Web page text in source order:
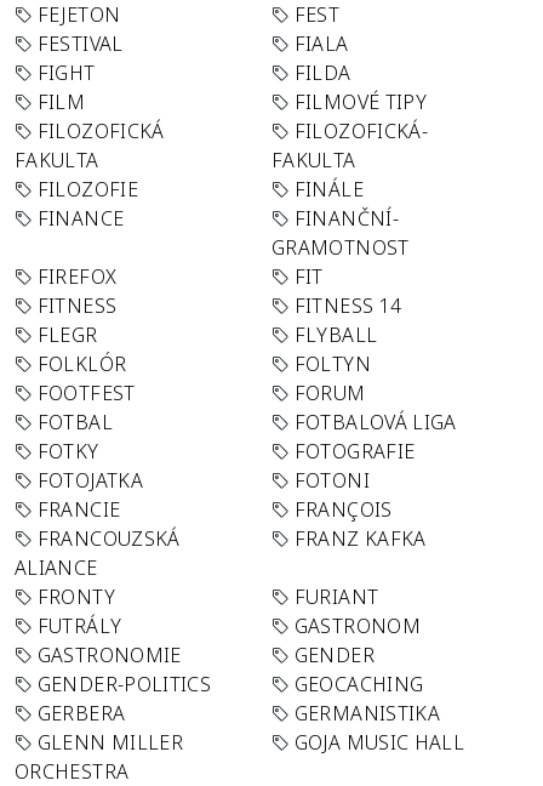
FEJETON
FEST
FESTIVAL
FIALA
FIGHT
FILDA
FILM
FILMOVÉ TIPY
FILOZOFICKÁ
FAKULTA
FILOZOFICKÁ-
FAKULTA
FILOZOFIE
FINÁLE
FINANCE
FINANČNÍ-
GRAMOTNOST
FIREFOX
FIT
FITNESS
FITNESS 14
FLEGR
FLYBALL
FOLKLÓR
FOLTYN
FOOTFEST
FORUM
FOTBAL
FOTBALOVÁ LIGA
FOTKY
FOTOGRAFIE
FOTOJATKA
FOTONI
FRANCIE
FRANÇOIS
FRANCOUZSKÁ
ALIANCE
FRANZ KAFKA
FRONTY
FURIANT
FUTRÁLY
GASTRONOM
GASTRONOMIE
GENDER
GENDER-POLITICS
GEOCACHING
GERBERA
GERMANISTIKA
GLENN MILLER
ORCHESTRA
GOJA MUSIC HALL